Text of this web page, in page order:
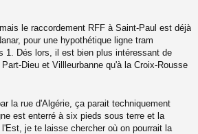
le raccordement RFF à Saint-Paul est déjà
pour une hypothétique ligne tram
1. Dés lors, il est bien plus intéressant de
Dieu et Villleurbanne qu'à la Croix-Rousse
la rue d'Algérie, ça parait techniquement
est enterré à six pieds sous terre et la
je te laisse chercher où on pourrait la